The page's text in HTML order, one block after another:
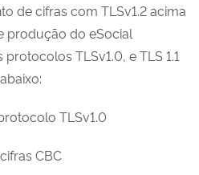
de cifras com TLSv1.2 acima
produção do eSocial
TLSv1.0, e TLS 1.1
TLSv1.0
CBC